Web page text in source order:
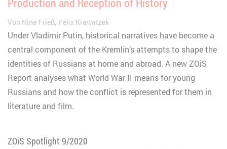
Von Nina Frieß Félix Krawatzek
Under Vladimir Putin, historical narratives have become a
central component of the Kremlin’s attempts to shape the
identities of Russians at home and abroad. A new ZOiS
Report analyses what World War II means for young
Russians and how the conflict is represented for them in
literature and film.
ZOiS Spotlight 9/2020